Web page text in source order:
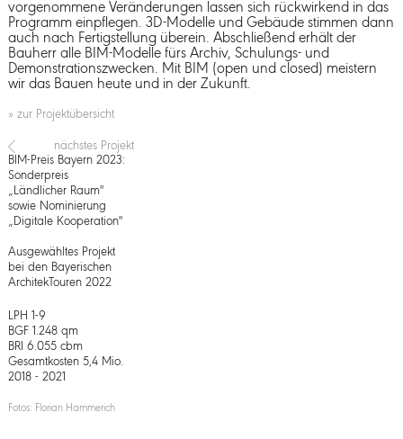
vorgenommene Veränderungen lassen sich rückwirkend in das
Programm einpflegen. 3D-Modelle und Gebäude stimmen dann
auch nach Fertigstellung überein. Abschließend erhält der
Bauherr alle BIM-Modelle fürs Archiv, Schulungs- und
Demonstrationszwecken. Mit BIM (open und closed) meistern
wir das Bauen heute und in der Zukunft.
» zur Projektübersicht
nächstes Projekt
BIM-Preis Bayern 2023:
Sonderpreis
„Ländlicher Raum"
sowie Nominierung
„Digitale Kooperation"
Ausgewähltes Projekt
bei den Bayerischen
ArchitekTouren 2022
LPH 1-9
BGF 1.248 qm
BRI 6.055 cbm
Gesamtkosten 5,4 Mio.
2018 - 2021
Fotos: Florian Hammerich